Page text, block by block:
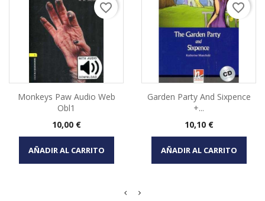
Monkeys Paw Audio Web
Obl1
Precio
10,00 €
AÑADIR AL CARRITO
favorite_border
Garden Party And Sixpence
+...
Precio
10,10 €
AÑADIR AL CARRITO
favorite_border